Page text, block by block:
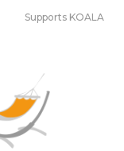
Supports KOALA